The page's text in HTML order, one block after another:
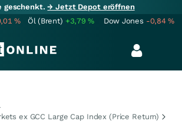
geschenkt.→ Jetzt Depot eröffnen
% Öl (Brent) +3,79% Dow Jones -0,84%
ex GCC Large Cap Index (Price Return)